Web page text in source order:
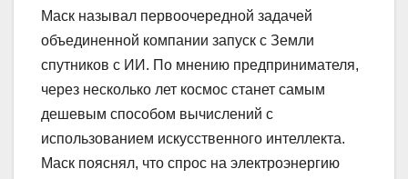
Маск называл первоочередной задачей
объединенной компании запуск с Земли
спутников с ИИ. По мнению предпринимателя,
через несколько лет космос станет самым
дешевым способом вычислений с
использованием искусственного интеллекта.
Маск пояснял, что спрос на электроэнергию